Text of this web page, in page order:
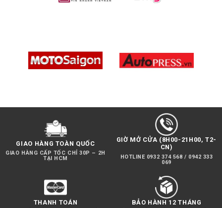
GIAO HÀNG TOÀN QUỐC
GIAO HÀNG CẤP TỐC CHỈ 30P – 2H
TẠI HCM
GIỜ MỞ CỬA (8H00-21H00, T2-
CN)
HOTLINE 0932 374 568 / 0942 333
069
THANH TOÁN BẢO HÀNH 12 THÁNG